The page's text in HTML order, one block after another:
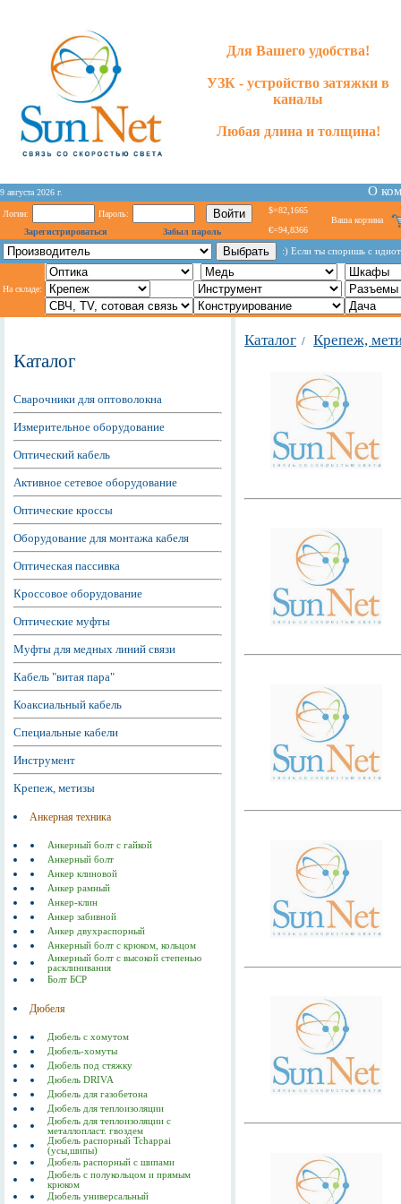
Для Вашего удобства!
УЗК - устройство затяжки в
каналы
Любая длина и толщина!
9 августа 2026 г. О
Логин:
Пароль:
Зарегистрироваться
Забыл пароль
$=82,1665
€=94,8366
Ваша корзина
:) Если ты споришь с
На складе:
Каталог
Сварочники для оптоволокна
Измерительное оборудование
Оптический кабель
Активное сетевое оборудование
Оптические кроссы
Оборудование для монтажа кабеля
Оптическая пассивка
Кроссовое оборудование
Оптические муфты
Муфты для медных линий связи
Кабель "витая пара"
Коаксиальный кабель
Специальные кабели
Инструмент
Крепеж, метизы
Анкерная техника
Анкерный болт с гайкой
Анкерный болт
Анкер клиновой
Анкер рамный
Анкер-клин
Анкер забивной
Анкер двухраспорный
Анкерный болт с крюком, кольцом
Анкерный болт с высокой степенью
расклинивания
Болт БСР
Дюбеля
Дюбель с хомутом
Дюбель-хомуты
Дюбель под стяжку
Дюбель DRIVA
Дюбель для газобетона
Дюбель для теплоизоляции
Дюбель для теплоизоляции с
металлопласт. гвоздем
Дюбель распорный Tchappai
(усы,шипы)
Дюбель распорный с шипами
Дюбель с полукольцом и прямым
крюком
Дюбель универсальный
Каталог / Крепеж,